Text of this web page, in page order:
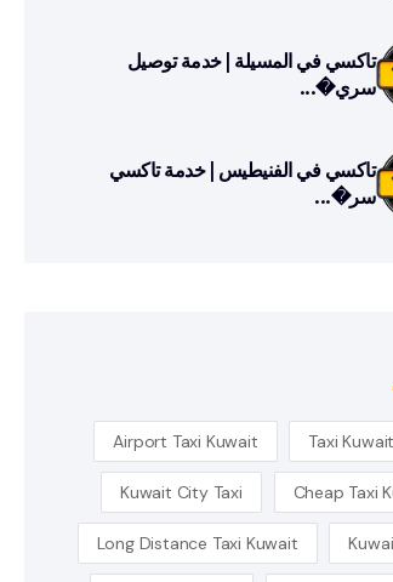
تاكسي في المسيلة | خدمة توصيل
سري�...
تاكسي في الفنيطيس | خدمة تاكسي
سر�...
Airport Taxi Kuwait
Cheap Taxi
Kuwait City Taxi
Long Distance Taxi Kuwait